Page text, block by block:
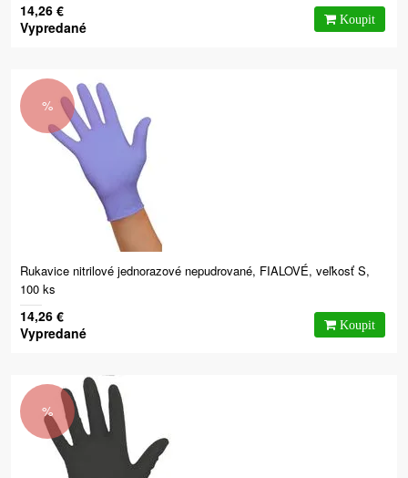
14,26 €
Vypredané
%
Rukavice nitrilové jednorazové nepudrované, FIALOVÉ, veľkosť S,
100 ks
14,26 €
Vypredané
%